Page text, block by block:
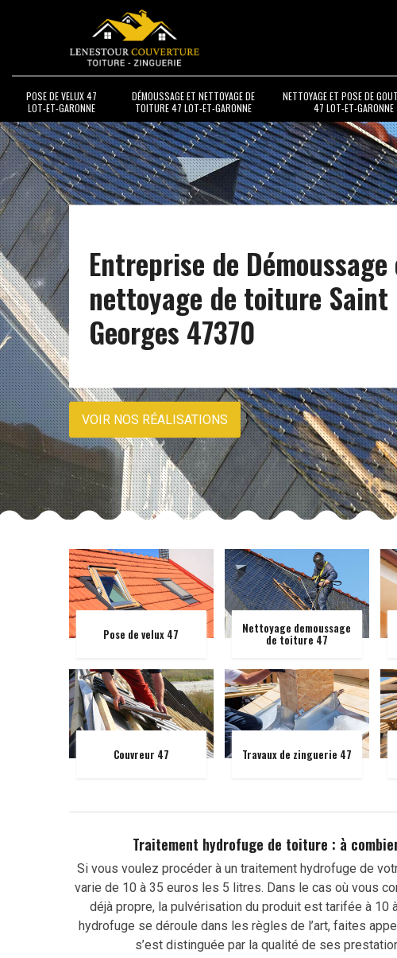
POSE DE VELUX 47
LOT-ET-GARONNE
DÉMOUSSAGE ET NETTOYAGE DE
TOITURE 47 LOT-ET-GARONNE
NETTOYAGE ET POSE DE
47 LOT-ET-GARONNE
Entreprise de
nettoyage de toiture Saint
Georges 47370
VOIR NOS RÉALISATIONS
Pose de velux 47 Nettoyage demoussage
de toiture 47
Couvreur 47 Travaux de zinguerie 47
Traitement hydrofuge de toiture : à
Si vous voulez procéder à un traitement hydrofuge de
varie de 10 à 35 euros les 5 litres. Dans le cas où vous
déjà propre, la pulvérisation du produit est tarifée à 10
hydrofuge se déroule dans les règles de l’art, faites
s’est distinguée par la qualité de ses